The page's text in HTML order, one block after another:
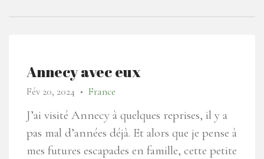
Annecy avec eux
Fév 20, 2024 ● France
J’ai visité Annecy à quelques reprises, il y a
pas mal d’années déjà. Et alors que je pense à
mes futures escapades en famille, cette petite